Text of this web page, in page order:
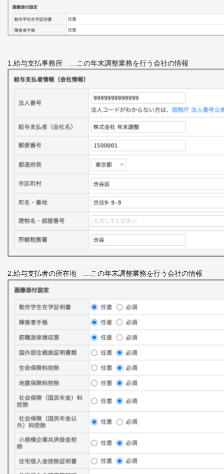
1.給与支払事務所 …この年末調整業務を行う会社の情報
2.給与支払者の所在地 …この年末調整業務を行う会社の情報